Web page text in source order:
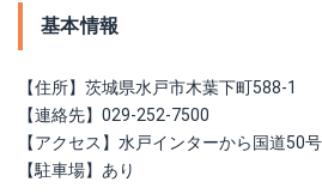
基本情報
【住所】茨城県水戸市木葉下町588-1
【連絡先】029-252-7500
【アクセス】水戸インターから国道50
【駐車場】あり